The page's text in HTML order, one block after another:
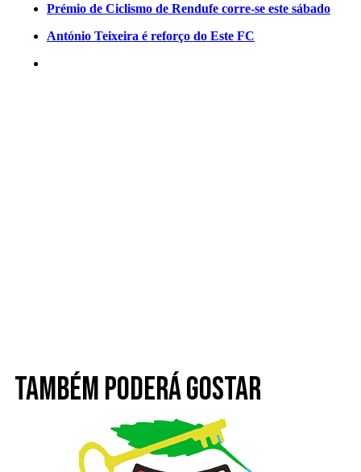
Prémio de Ciclismo de Rendufe corre-se este sábado
António Teixeira é reforço do Este FC
Também poderá gostar